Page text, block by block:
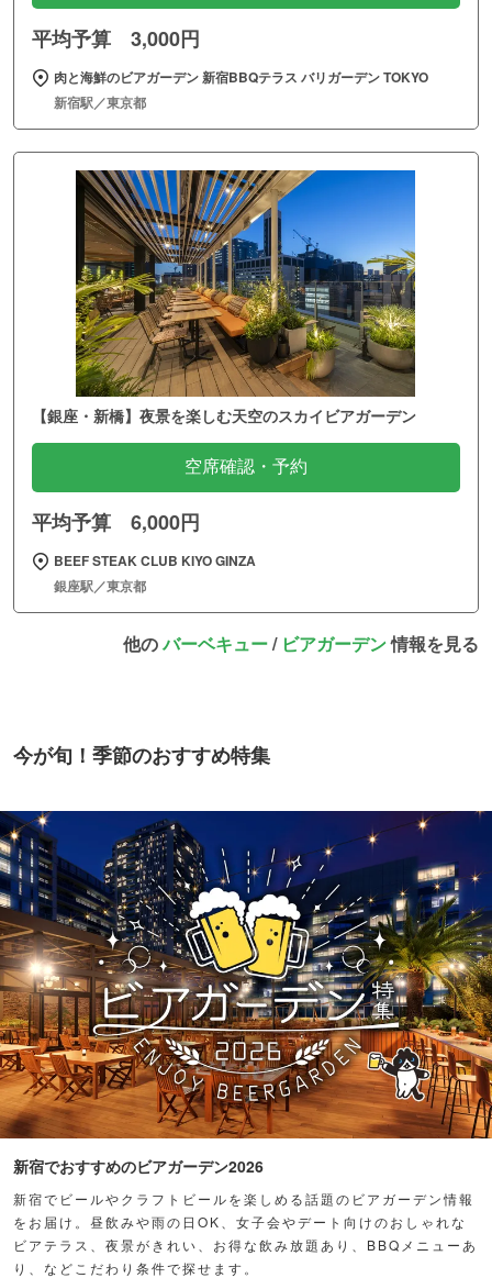
平均予算 3,000円
肉と海鮮のビアガーデン 新宿BBQテラス バリガーデン TOKYO
新宿駅／東京都
【銀座・新橋】夜景を楽しむ天空のスカイビアガーデン
空席確認・予約
平均予算 6,000円
BEEF STEAK CLUB KIYO GINZA
銀座駅／東京都
他のバーベキュー/ ビアガーデン情報を見る
今が旬！季節のおすすめ特集
新宿でおすすめのビアガーデン2026
新宿でビールやクラフトビールを楽しめる話題のビアガーデン情報
をお届け。昼飲みや雨の日OK、女子会やデート向けのおしゃれな
ビアテラス、夜景がきれい、お得な飲み放題あり、BBQメニューあ
り、などこだわり条件で探せます。